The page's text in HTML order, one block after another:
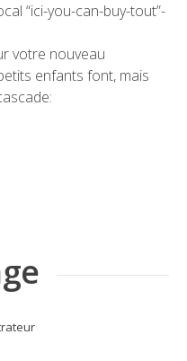
“ici-you-can-buy-tout”-
votre nouveau
enfants font, mais